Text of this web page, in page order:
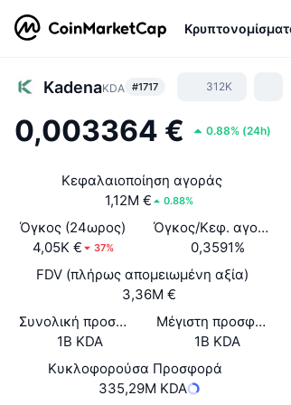
KadenaKDA #1717 312K
0,003364 € 0.88% (24h)
Κεφαλαιοποίηση αγοράς
1,12M €
0.88%
Όγκος (24ωρος)
4,05K €
37%
Όγκος/Κεφ. αγοράς
0,3591%
FDV (πλήρως απομειωμένη αξία)
3,36M €
Συνολική προσφορά
1B KDA
Μέγιστη προσφορά
1B KDA
Κυκλοφορούσα Προσφορά
335,29M KDA